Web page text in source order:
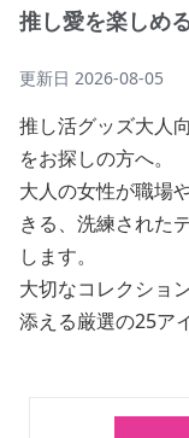
推し愛を楽しめ
更新日 2026-08-05
推し活グッズ大人
をお探しの方へ。
大人の女性が職場
きる、洗練された
します。
大切なコレクショ
添える厳選の25ア